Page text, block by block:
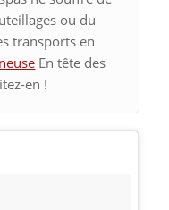
ou du
transports en
En tête des
en !